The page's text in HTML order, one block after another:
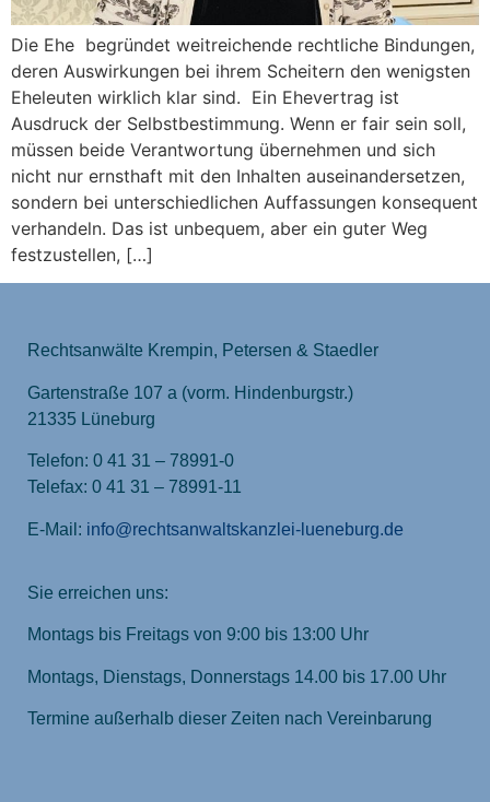
Die Ehe begründet weitreichende rechtliche Bindungen,
deren Auswirkungen bei ihrem Scheitern den wenigsten
Eheleuten wirklich klar sind. Ein Ehevertrag ist
Ausdruck der Selbstbestimmung. Wenn er fair sein soll,
müssen beide Verantwortung übernehmen und sich
nicht nur ernsthaft mit den Inhalten auseinandersetzen,
sondern bei unterschiedlichen Auffassungen konsequent
verhandeln. Das ist unbequem, aber ein guter Weg
festzustellen, […]
Rechtsanwälte Krempin, Petersen & Staedler
Gartenstraße 107 a (vorm. Hindenburgstr.)
21335 Lüneburg
Telefon: 0 41 31 – 78991-0
Telefax: 0 41 31 – 78991-11
E-Mail: info@rechtsanwaltskanzlei-lueneburg.de
Sie erreichen uns:
Montags bis Freitags von 9:00 bis 13:00 Uhr
Montags, Dienstags, Donnerstags 14.00 bis 17.00 Uhr
Termine außerhalb dieser Zeiten nach Vereinbarung